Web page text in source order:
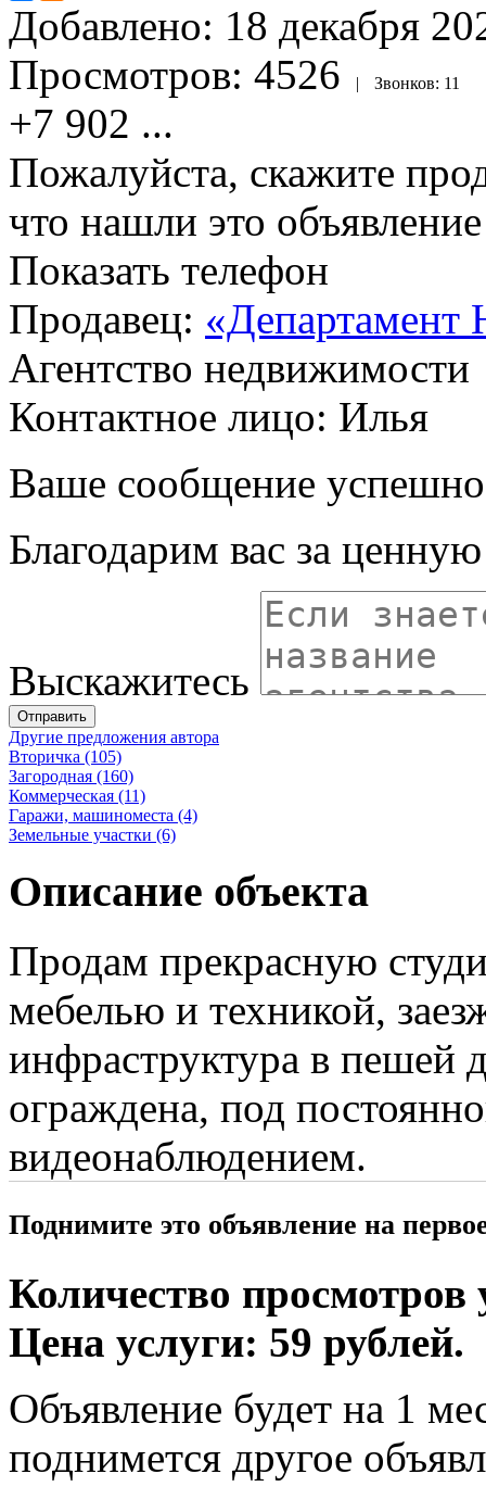
Добавлено: 18 декабря
Просмотров: 4526 | Звонков: 11
+7 902 ...
Пожалуйста, скажите
что нашли это
Показать телефон
Продавец: «Департамент
Агентство недвижимости
Контактное лицо: Илья
Ваше сообщение успешно
Благодарим вас за
Выскажитесь
Отправить
Другие предложения автора
Вторичка (105)
Загородная (160)
Коммерческая (11)
Гаражи, машиноместа (4)
Земельные участки (6)
Описание объекта
Продам прекрасную
мебелью и техникой,
инфраструктура в пешей
ограждена, под
видеонаблюдением.
Поднимите это объявление на
Количество просмотров
Цена услуги: 59 рублей.
Объявление будет на 1
поднимется другое